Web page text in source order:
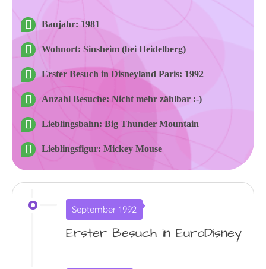
Baujahr: 1981
Wohnort: Sinsheim (bei Heidelberg)
Erster Besuch in Disneyland Paris: 1992
Anzahl Besuche: Nicht mehr zählbar :-)
Lieblingsbahn: Big Thunder Mountain
Lieblingsfigur: Mickey Mouse
September 1992
Erster Besuch in EuroDisney